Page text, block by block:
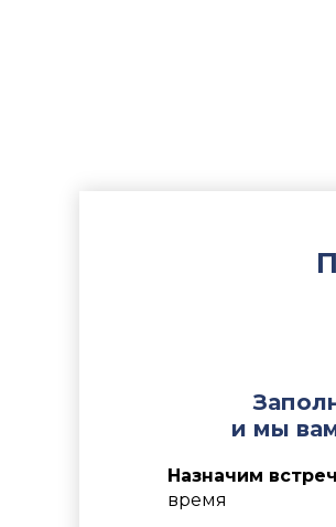
и мы
Назначим
время